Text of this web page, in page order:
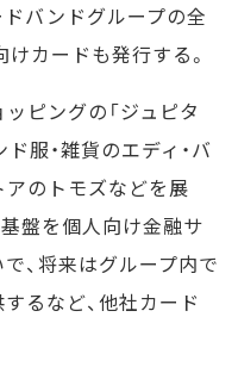
バンドグループの全
カードも発行する。
ピングの「ジュピタ
服・雑貨のエディ・バ
アのトモズなどを展
盤を個人向け金融サ
、将来はグループ内で
るなど、他社カード